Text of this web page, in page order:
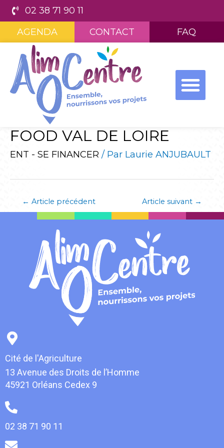
02 38 71 90 11
AGENDA
CONTACT FAQ
FOOD VAL DE LOIRE
ENT - SE FINANCER / Par Laurie ANJUBAULT
← Article précédent Article suivant →
Cité de l'Agriculture
13 Avenue des Droits de l’Homme
45921 Orléans Cedex 9
02 38 71 90 11